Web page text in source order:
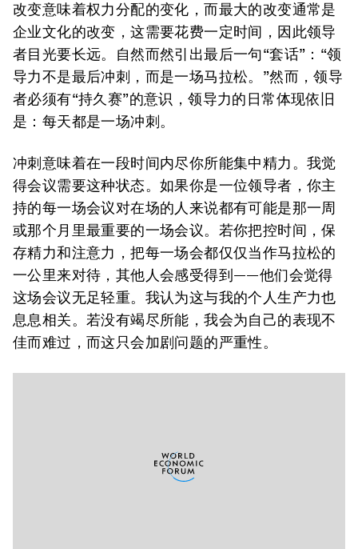
改变意味着权力分配的变化，而最大的改变通常是
企业文化的改变，这需要花费一定时间，因此领导
者目光要长远。自然而然引出最后一句“套话”：“领
导力不是最后冲刺，而是一场马拉松。”然而，领导
者必须有“持久赛”的意识，领导力的日常体现依旧
是：每天都是一场冲刺。
冲刺意味着在一段时间内尽你所能集中精力。我觉
得会议需要这种状态。如果你是一位领导者，你主
持的每一场会议对在场的人来说都有可能是那一周
或那个月里最重要的一场会议。若你把控时间，保
存精力和注意力，把每一场会都仅仅当作马拉松的
一公里来对待，其他人会感受得到——他们会觉得
这场会议无足轻重。我认为这与我的个人生产力也
息息相关。若没有竭尽所能，我会为自己的表现不
佳而难过，而这只会加剧问题的严重性。